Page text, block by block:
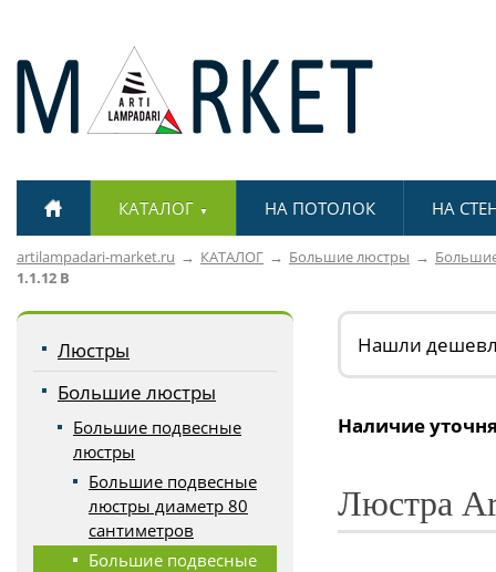
КАТАЛОГ ▼ НА ПОТОЛОК НА
artilampadari-market.ru КАТАЛОГ Большие люстры
1.1.12 B
Люстры
Большие люстры
Большие подвесные
люстры
Большие подвесные
люстры диаметр 80
сантиметров
Большие подвесные
Нашли
Наличие
Люстра